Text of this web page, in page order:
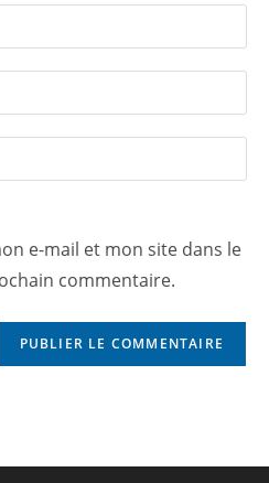
e-mail et mon site dans le
commentaire.